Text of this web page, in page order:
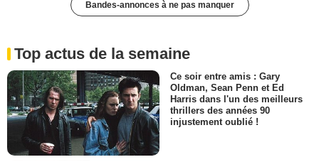
Bandes-annonces à ne pas manquer
Top actus de la semaine
Ce soir entre amis : Gary
Oldman, Sean Penn et Ed
Harris dans l'un des meilleurs
thrillers des années 90
injustement oublié !